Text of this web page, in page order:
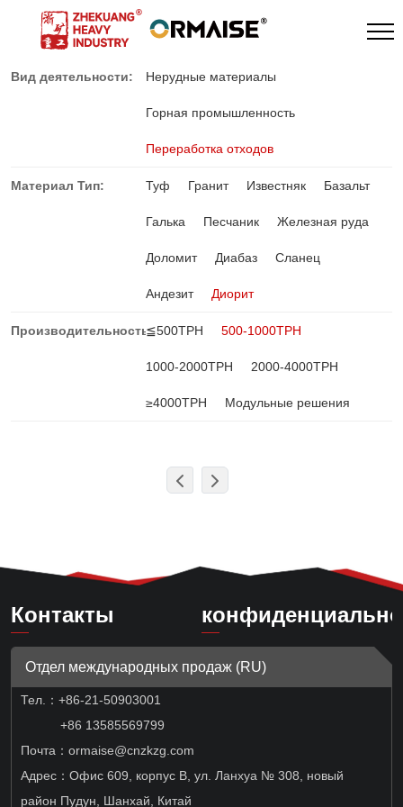
Вид деятельности: Нерудные материалы
Горная промышленность
Переработка отходов
Материал Тип: Туф Гранит Известняк Базальт
Галька Песчаник Железная руда
Доломит Диабаз Сланец
Андезит Диорит
Производительность:≦500TPH 500-1000TPH
1000-2000TPH 2000-4000TPH
≥4000TPH Модульные решения
Контакты
Отдел международных продаж (RU)
Тел.： +86-21-50903001
+86 13585569799
Почта：ormaise@cnzkzg.com
Адрес：Офис 609, корпус B, ул. Ланхуа № 308, новый
район Пудун, Шанхай, Китай